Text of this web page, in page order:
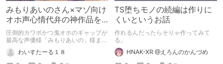
みもりあいのさん×マゾ向け
オホ声心情代弁の神作品を
紹介したい
圧倒的カワボかつ鬼オホのギャップが
最高な声優様「みもりあいの」様まと
情代弁】を軸に紹介しておりますので
少し偏った紹介となりますm(__)m
わいすたーる１８
TS堕ちモノの続編は作りに
くいというお話
作れるんだったらそりゃ作ってみて
る。
HNAK-XR @えろんのかんづめ